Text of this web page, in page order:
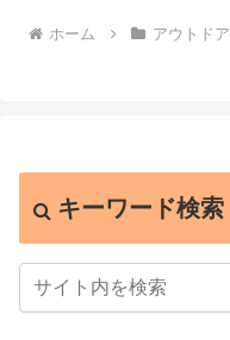
ホーム アウトドア
キーワード検索